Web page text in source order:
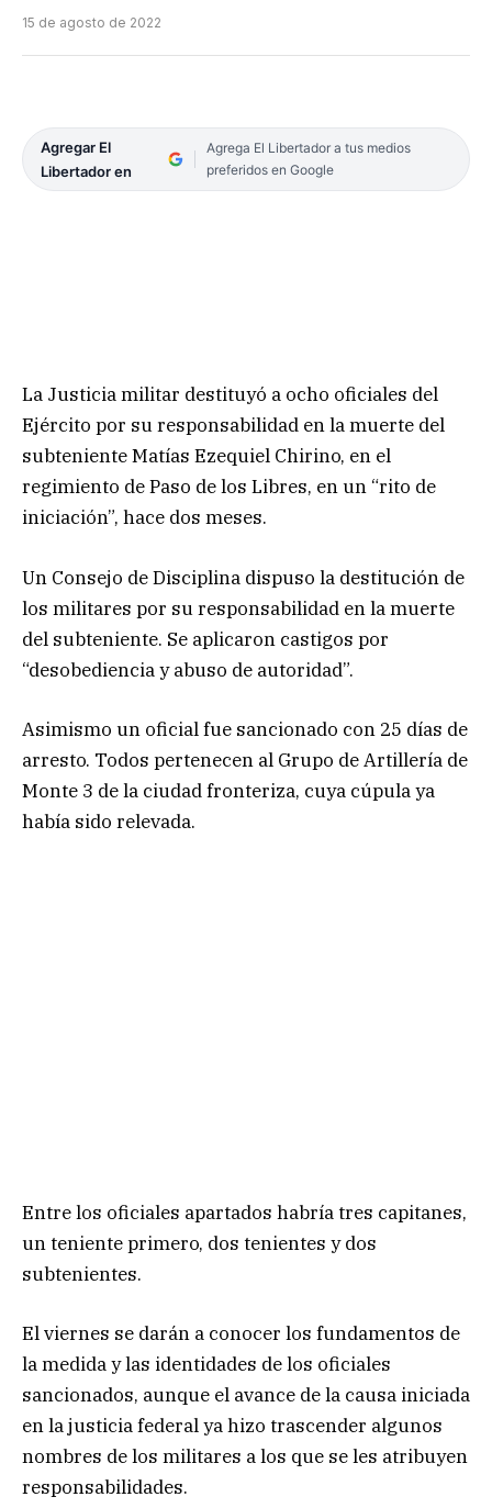
15 de agosto de 2022
Agregar El
Libertador en
Agrega El Libertador a tus medios
preferidos en Google
La Justicia militar destituyó a ocho oficiales del
Ejército por su responsabilidad en la muerte del
subteniente Matías Ezequiel Chirino, en el
regimiento de Paso de los Libres, en un “rito de
iniciación”, hace dos meses.
Un Consejo de Disciplina dispuso la destitución de
los militares por su responsabilidad en la muerte
del subteniente. Se aplicaron castigos por
“desobediencia y abuso de autoridad”.
Asimismo un oficial fue sancionado con 25 días de
arresto. Todos pertenecen al Grupo de Artillería de
Monte 3 de la ciudad fronteriza, cuya cúpula ya
había sido relevada.
Entre los oficiales apartados habría tres capitanes,
un teniente primero, dos tenientes y dos
subtenientes.
El viernes se darán a conocer los fundamentos de
la medida y las identidades de los oficiales
sancionados, aunque el avance de la causa iniciada
en la justicia federal ya hizo trascender algunos
nombres de los militares a los que se les atribuyen
responsabilidades.